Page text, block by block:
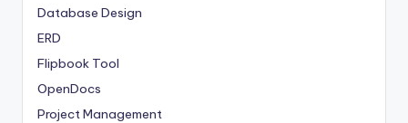
Database Design
ERD
Flipbook Tool
OpenDocs
Project Management